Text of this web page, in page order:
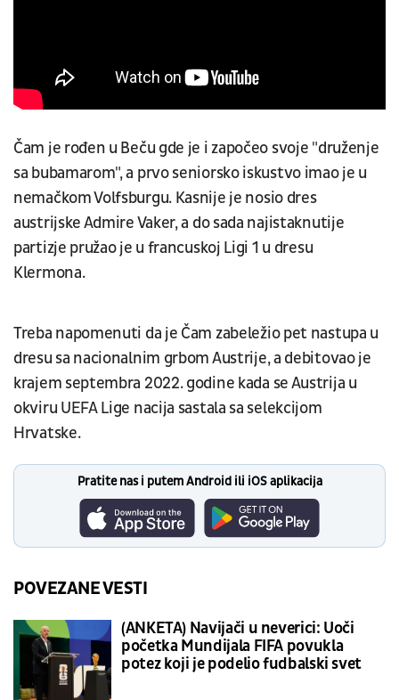
Čam je rođen u Beču gde je i započeo svoje "druženje
sa bubamarom", a prvo seniorsko iskustvo imao je u
nemačkom Volfsburgu. Kasnije je nosio dres
austrijske Admire Vaker, a do sada najistaknutije
partizje pružao je u francuskoj Ligi 1 u dresu
Klermona.
Treba napomenuti da je Čam zabeležio pet nastupa u
dresu sa nacionalnim grbom Austrije, a debitovao je
krajem septembra 2022. godine kada se Austrija u
okviru UEFA Lige nacija sastala sa selekcijom
Hrvatske.
Pratite nas i putem Android ili iOS aplikacija
POVEZANE VESTI
(ANKETA) Navijači u neverici: Uoči
početka Mundijala FIFA povukla
potez koji je podelio fudbalski svet